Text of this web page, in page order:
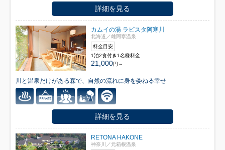
詳細を見る
カムイの湯 ラビスタ阿寒川
北海道／雄阿寒温泉
料金目安
1泊2食付き1名様料金
21,000円～
川と温泉だけがある森で、自然の流れに身を委ねる幸せ
詳細を見る
RETONA HAKONE
神奈川／元箱根温泉